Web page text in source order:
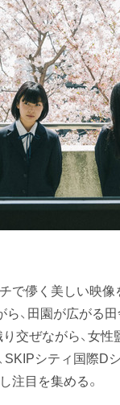
で儚く美しい映像
、田園が広がる
交ぜながら、女
SKIPシティ国際
注目を集める。